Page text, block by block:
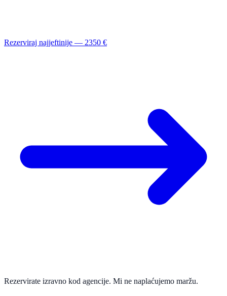
Rezerviraj najjeftinije — 2350 €
Rezervirate izravno kod agencije. Mi ne naplaćujemo maržu.